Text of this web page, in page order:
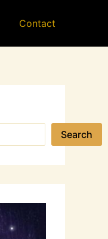
Contact
Search